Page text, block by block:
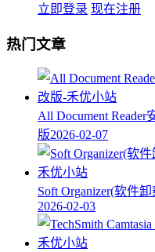
立即登录 现在注册
热门文章
All Document
版2026-02-07
Soft Organizer(软件
2026-02-03